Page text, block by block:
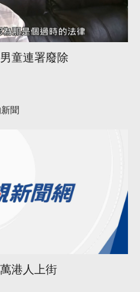
童連署廢除
聞
港人上街